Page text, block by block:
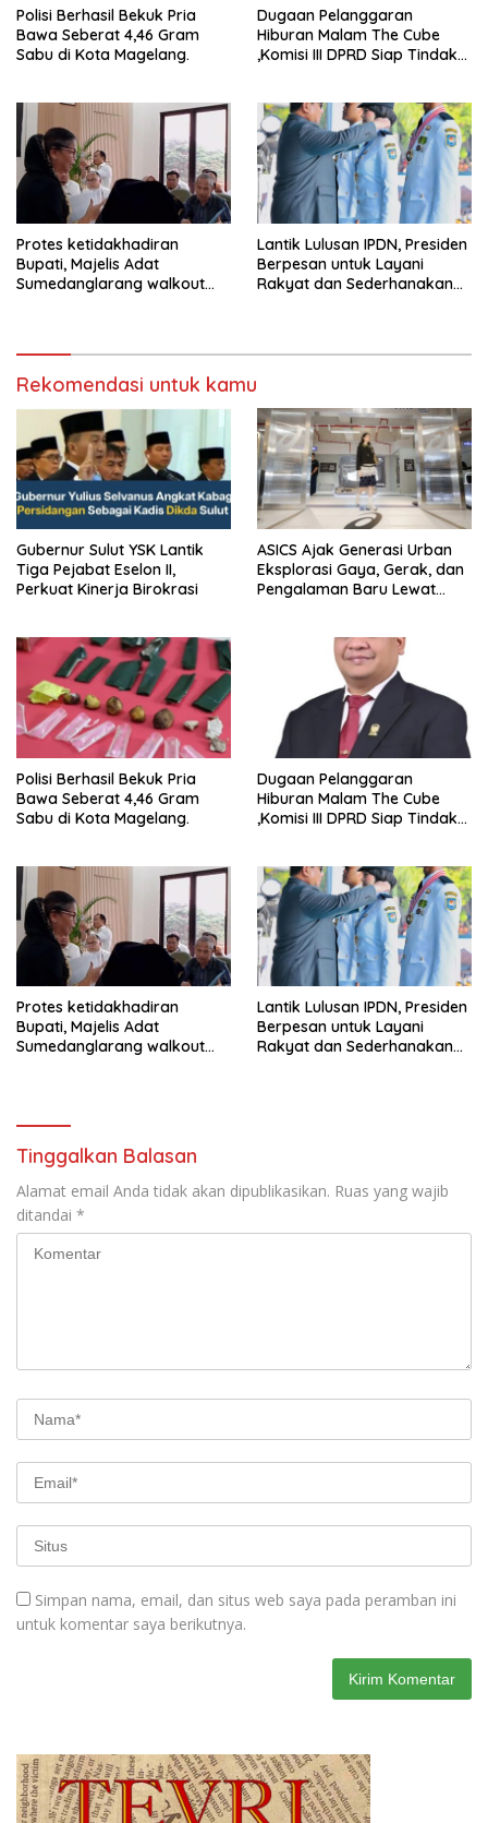
Polisi Berhasil Bekuk Pria
Bawa Seberat 4,46 Gram
Sabu di Kota Magelang.
Dugaan Pelanggaran
Hiburan Malam The Cube
,Komisi III DPRD Siap Tindak
Protes ketidakhadiran
Bupati, Majelis Adat
Sumedanglarang walkout
Lantik Lulusan IPDN, Presiden
Berpesan untuk Layani
Rakyat dan Sederhanakan
Rekomendasi untuk kamu
Gubernur Sulut YSK Lantik
Tiga Pejabat Eselon II,
Perkuat Kinerja Birokrasi
ASICS Ajak Generasi Urban
Eksplorasi Gaya, Gerak, dan
Pengalaman Baru Lewat
Polisi Berhasil Bekuk Pria
Bawa Seberat 4,46 Gram
Sabu di Kota Magelang.
Dugaan Pelanggaran
Hiburan Malam The Cube
,Komisi III DPRD Siap Tindak
Protes ketidakhadiran
Bupati, Majelis Adat
Sumedanglarang walkout
Lantik Lulusan IPDN, Presiden
Berpesan untuk Layani
Rakyat dan Sederhanakan
Tinggalkan Balasan
Alamat email Anda tidak akan dipublikasikan. Ruas yang wajib
ditandai *
Simpan nama, email, dan situs web saya pada peramban ini
untuk komentar saya berikutnya.